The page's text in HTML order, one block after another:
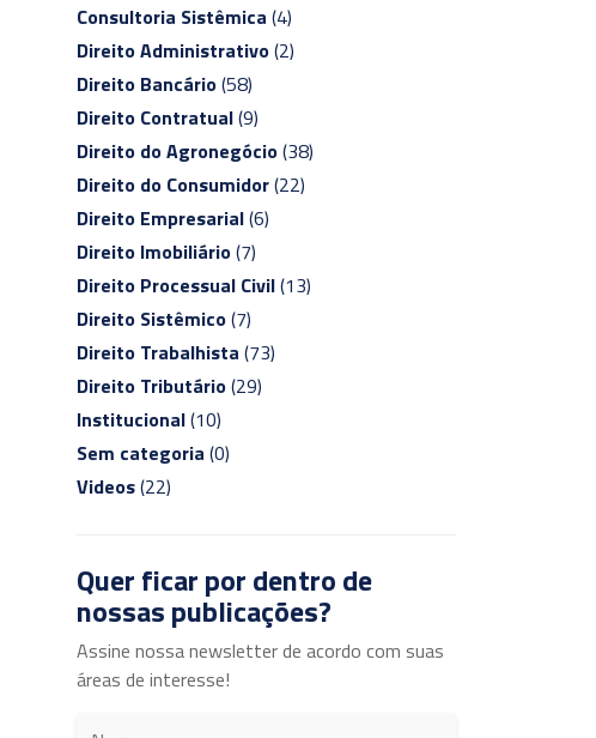
Consultoria Sistêmica (4)
Direito Administrativo(2)
Direito Bancário(58)
Direito Contratual(9)
Direito do Agronegócio(38)
Direito do Consumidor(22)
Direito Empresarial(6)
Direito Imobiliário(7)
Direito Processual Civil(13)
Direito Sistêmico(7)
Direito Trabalhista (73)
Direito Tributário(29)
Institucional(10)
Sem categoria (0)
Videos(22)
Quer ficar por dentro de
nossas publicações?
Assine nossa newsletter de acordo com suas
áreas de interesse!